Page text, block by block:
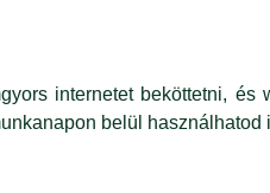
internetet beköttetni, és
belül használhatod